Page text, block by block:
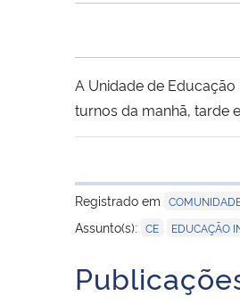
A Unidade de
turnos da manhã, tarde
Registrado em
Assunto(s): CE EDUCAÇÃO